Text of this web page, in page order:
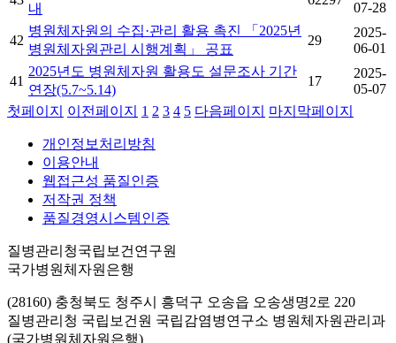
내 07-28
42
병원체자원의 수집·관리 활용 촉진 「2025년
병원체자원관리 시행계획」 공표
29
2025-
06-01
41
2025년도 병원체자원 활용도 설문조사 기간
연장(5.7~5.14)
17
2025-
05-07
첫페이지
이전페이지 1 2 3 4 5 다음페이지 마지막페이지
개인정보처리방침
이용안내
웹접근성 품질인증
저작권 정책
품질경영시스템인증
질병관리청국립보건연구원
국가병원체자원은행
(28160) 충청북도 청주시 흥덕구 오송읍 오송생명2로 220
질병관리청 국립보건원 국립감염병연구소 병원체자원관리과
(국가병원체자원은행)